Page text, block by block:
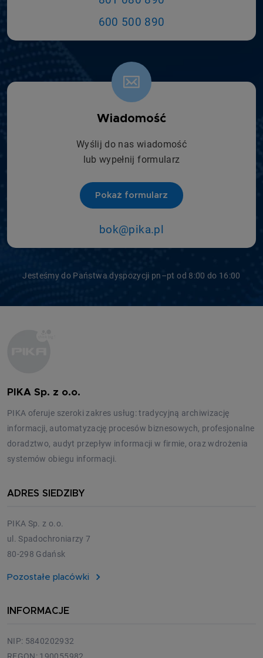
600 500 890
Wiadomość
Wyślij do nas wiadomość
lub wypełnij formularz
Pokaż formularz
bok@pika.pl
Jesteśmy do Państwa dyspozycji pn–pt od 8:00 do 16:00
PIKA Sp. z o.o.
PIKA oferuje szeroki zakres usług: tradycyjną archiwizację
informacji, automatyzację procesów biznesowych, profesjonalne
doradztwo, audyt przepływ informacji w firmie, oraz wdrożenia
systemów obiegu informacji.
ADRES SIEDZIBY
PIKA Sp. z o.o.
ul. Spadochroniarzy 7
80-298 Gdańsk
Pozostałe placówki
INFORMACJE
NIP: 5840202932
REGON: 190055982